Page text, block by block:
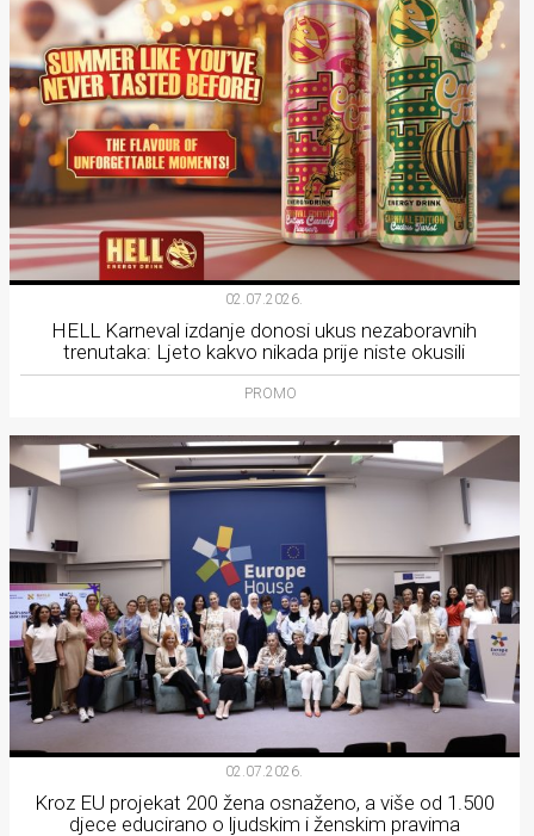
02.07.2026.
HELL Karneval izdanje donosi ukus nezaboravnih
trenutaka: Ljeto kakvo nikada prije niste okusili
PROMO
02.07.2026.
Kroz EU projekat 200 žena osnaženo, a više od 1.500
djece educirano o ljudskim i ženskim pravima